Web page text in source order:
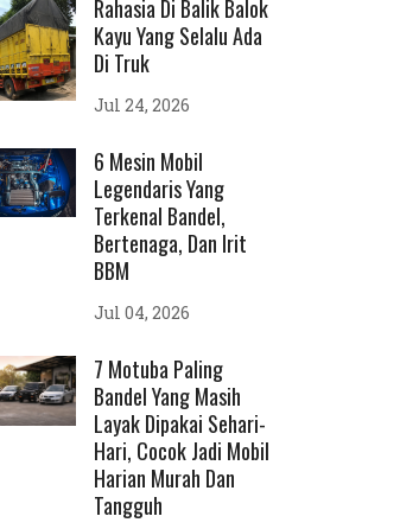
Rahasia Di Balik Balok
Kayu Yang Selalu Ada
Di Truk
Jul 24, 2026
6 Mesin Mobil
Legendaris Yang
Terkenal Bandel,
Bertenaga, Dan Irit
BBM
Jul 04, 2026
7 Motuba Paling
Bandel Yang Masih
Layak Dipakai Sehari-
Hari, Cocok Jadi Mobil
Harian Murah Dan
Tangguh